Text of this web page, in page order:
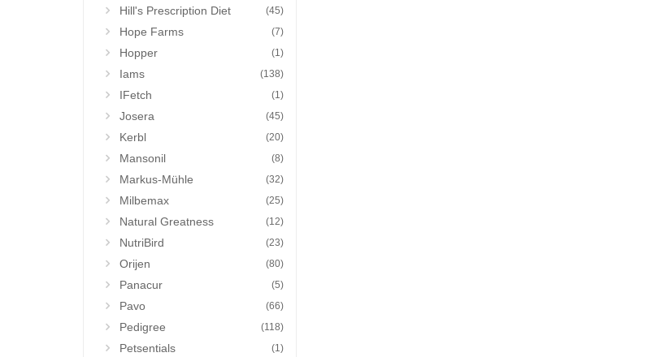
Hill's Prescription Diet (45)
Hope Farms (7)
Hopper (1)
Iams (138)
IFetch (1)
Josera (45)
Kerbl (20)
Mansonil (8)
Markus-Mühle (32)
Milbemax (25)
Natural Greatness (12)
NutriBird (23)
Orijen (80)
Panacur (5)
Pavo (66)
Pedigree (118)
Petsentials (1)